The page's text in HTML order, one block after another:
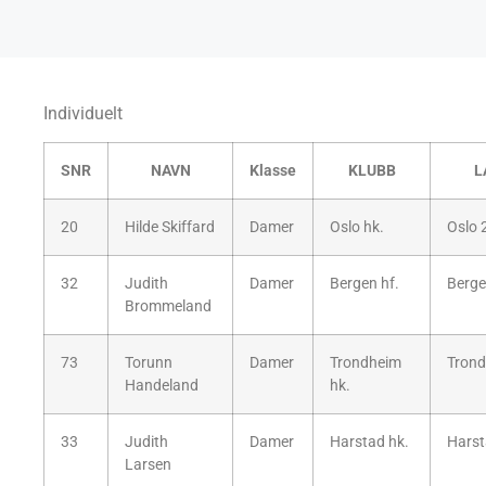
Individuelt
SNR NAVN Klasse KLUBB
20 Hilde Skiffard Damer Oslo hk. Oslo
32
Judith
Brommeland
Damer Bergen hf.
73
Torunn
Handeland
Damer
Trondheim
hk.
33
Judith
Larsen
Damer Harstad hk.